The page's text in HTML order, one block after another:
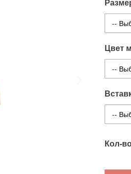
Цвет
Кол-